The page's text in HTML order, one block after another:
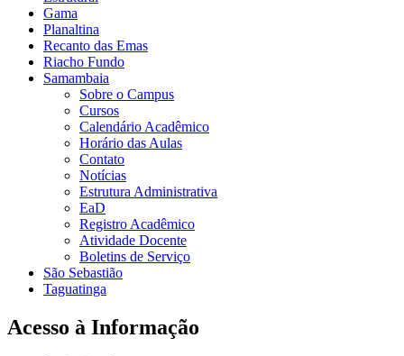
Gama
Planaltina
Recanto das Emas
Riacho Fundo
Samambaia
Sobre o Campus
Cursos
Calendário Acadêmico
Horário das Aulas
Contato
Notícias
Estrutura Administrativa
EaD
Registro Acadêmico
Atividade Docente
Boletins de Serviço
São Sebastião
Taguatinga
Acesso à Informação